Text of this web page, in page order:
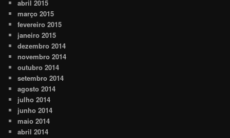
abril 2015
março 2015
fevereiro 2015
janeiro 2015
dezembro 2014
novembro 2014
outubro 2014
setembro 2014
agosto 2014
julho 2014
junho 2014
maio 2014
abril 2014